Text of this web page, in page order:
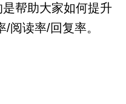
帮助大家如何提升
阅读率/回复率。